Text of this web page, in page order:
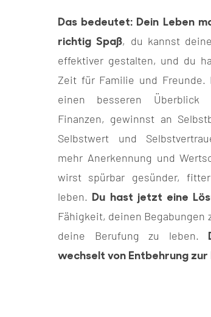
Das bedeutet: Dein Leben
richtig Spaß, du kannst
effektiver gestalten, und du
Zeit für Familie und Freunde.
einen besseren Überblick
Finanzen, gewinnst an
Selbstwert und
mehr Anerkennung und
wirst spürbar gesünder,
leben. Du hast jetzt eine
Fähigkeit, deinen Begabungen
deine Berufung zu leben.
wechselt von Entbehrung zur